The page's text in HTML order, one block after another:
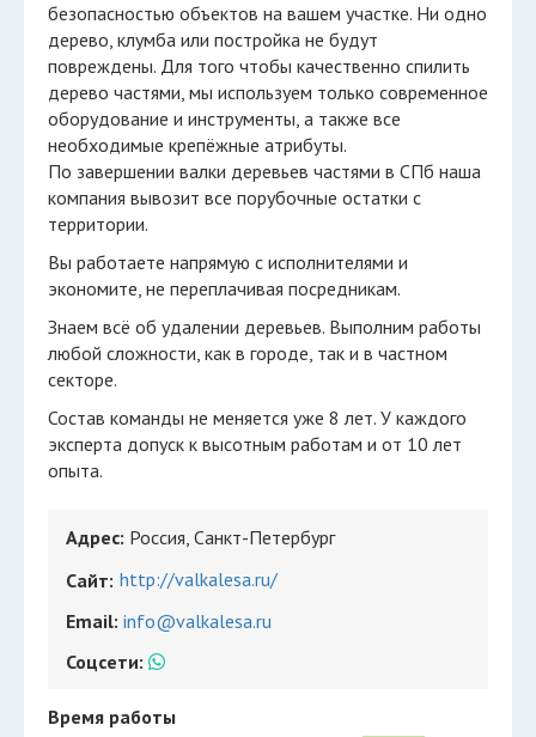
безопасностью объектов на вашем участке. Ни одно
дерево, клумба или постройка не будут
повреждены. Для того чтобы качественно спилить
дерево частями, мы используем только современное
оборудование и инструменты, а также все
необходимые крепёжные атрибуты.
По завершении валки деревьев частями в СПб наша
компания вывозит все порубочные остатки с
территории.
Вы работаете напрямую с исполнителями и
экономите, не переплачивая посредникам.
Знаем всё об удалении деревьев. Выполним работы
любой сложности, как в городе, так и в частном
секторе.
Состав команды не меняется уже 8 лет. У каждого
эксперта допуск к высотным работам и от 10 лет
опыта.
Адрес: Россия, Санкт-Петербург
Сайт: http://valkalesa.ru/
Email: info@valkalesa.ru
Соцсети:
Время работы